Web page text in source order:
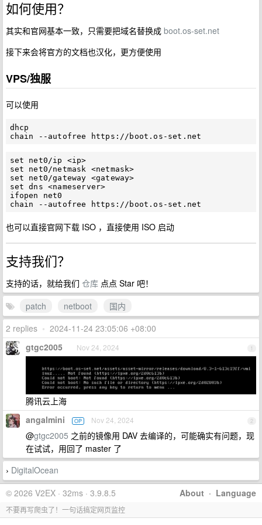
如何使用？
其实和官网基本一致，只需要把域名替换成 boot.os-set.net
接下来会将官方的文档也汉化，更方便使用
VPS/独服
可以使用
dhcp
set net0/ip <ip>
set net0/netmask <netmask>
set net0/gateway <gateway>
set dns <nameserver>
ifopen net0
也可以直接官网下载 ISO ，直接使用 ISO 启动
支持我们？
支持的话，就给我们 仓库 点点 Star 吧！
patch
netboot
国内
2 replies • 2024-11-24 23:05:06 +08:00
1
gtgc2005 Nov 24, 2024
腾讯云上海
2
angalmini OP Nov 24, 2024
@gtgc2005 之前的镜像用 DAV 去编译的，可能确实有问题，现
在试试，用回了 master 了
› DigitalOcean
About · Language
© 2026 V2EX · 32ms · 3.9.8.5
不要再写爬虫了！一句话搞定网页监控